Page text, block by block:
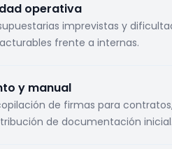
operativa
imprevistas y
frente a internas.
y manual
de firmas para contratos,
de documentación inicial.